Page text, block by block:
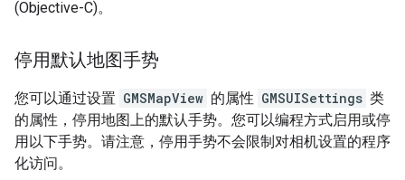
(Objective-C)。
停用默认地图手势
您可以通过设置 GMSMapView 的属性 GMSUISettings 类
的属性，停用地图上的默认手势。您可以编程方式启用或停
用以下手势。请注意，停用手势不会限制对相机设置的程序
化访问。